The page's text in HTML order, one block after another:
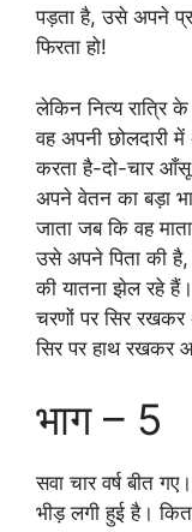
पड़ता है, उसे अपने
फिरता हो!
लेकिन नित्य रात्रि
वह अपनी छोलदारी
करता है-दो-चार आँसू
अपने वेतन का बड़ा
जाता जब कि वह
उसे अपने पिता की
की यातना झेल रहे
चरणों पर सिर रखकर
सिर पर हाथ रखकर
भाग – 5
सवा चार वर्ष बीत
भीड़ लगी हुई है।